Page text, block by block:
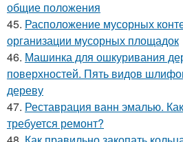
общие положения
45. Расположение мусорных
организации мусорных площадок
46. Машинка для ошкуривания
поверхностей. Пять видов
дереву
47. Реставрация ванн эмалью.
требуется ремонт?